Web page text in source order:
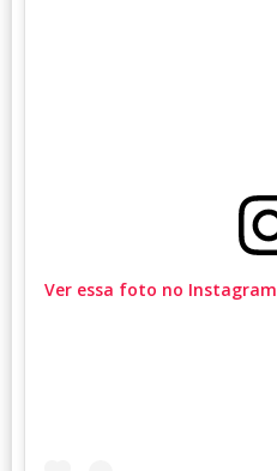
Ver essa foto no Instagram